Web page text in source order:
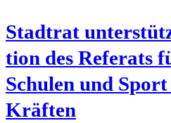
Stadt­rat
ti­on des Refe­rats
Schu­len und
Kräften